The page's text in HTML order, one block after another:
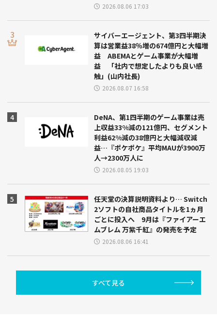
2026.08.06 17:03
サイバーエージェント、第3四半期決
算は営業益38％増の674億円と大幅増
益 ABEMAとゲーム事業が大幅増
益 「社内で想定したよりも良い感
触」(山内社長)
2026.08.07 16:58
DeNA、第1四半期のゲーム事業は売
上収益33%減の121億円、セグメント
利益62%減の38億円と大幅減収減
益…『ポケポケ』平均MAUが3900万
人→2300万人に
2026.08.05 19:03
任天堂の決算説明資料より… Switch
2ソフトの自社商品タイトルを1ヵ月
ごとに投入へ 9月は『ファイアーエ
ムブレム 万紫千紅』の発売を予定
2026.08.06 16:41
すべて見る